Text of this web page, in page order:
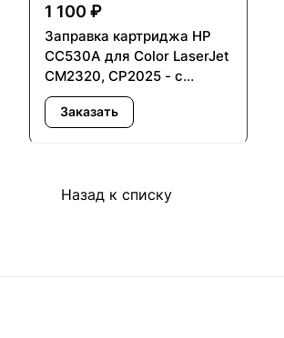
1 100 ₽
Заправка картриджа HP
CC530A для Color LaserJet
CM2320, CP2025 - с
заменой чипа
Заказать
Назад к списку